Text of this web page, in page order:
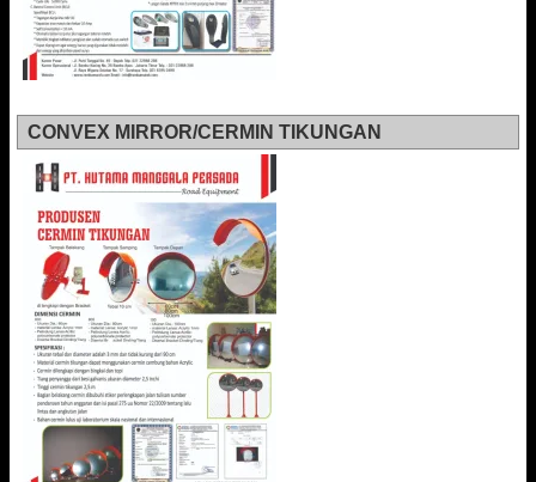
CONVEX MIRROR/CERMIN TIKUNGAN